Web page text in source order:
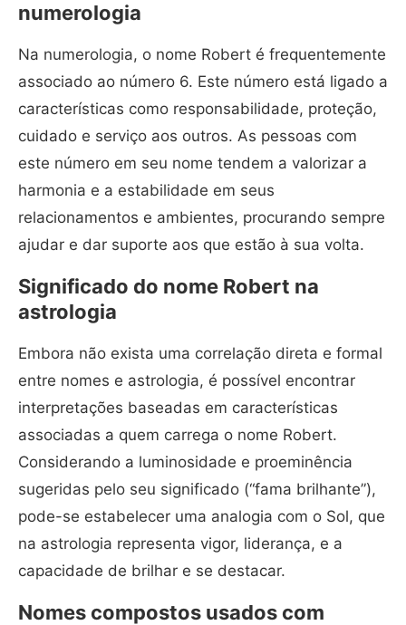
numerologia
Na numerologia, o nome Robert é frequentemente
associado ao número 6. Este número está ligado a
características como responsabilidade, proteção,
cuidado e serviço aos outros. As pessoas com
este número em seu nome tendem a valorizar a
harmonia e a estabilidade em seus
relacionamentos e ambientes, procurando sempre
ajudar e dar suporte aos que estão à sua volta.
Significado do nome Robert na
astrologia
Embora não exista uma correlação direta e formal
entre nomes e astrologia, é possível encontrar
interpretações baseadas em características
associadas a quem carrega o nome Robert.
Considerando a luminosidade e proeminência
sugeridas pelo seu significado (“fama brilhante”),
pode-se estabelecer uma analogia com o Sol, que
na astrologia representa vigor, liderança, e a
capacidade de brilhar e se destacar.
Nomes compostos usados com